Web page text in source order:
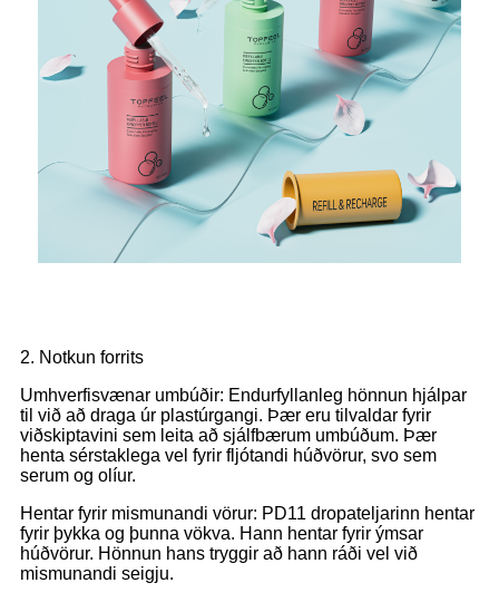
2. Notkun forrits
Umhverfisvænar umbúðir: Endurfyllanleg hönnun hjálpar
til við að draga úr plastúrgangi. Þær eru tilvaldar fyrir
viðskiptavini sem leita að sjálfbærum umbúðum. Þær
henta sérstaklega vel fyrir fljótandi húðvörur, svo sem
serum og olíur.
Hentar fyrir mismunandi vörur: PD11 dropateljarinn hentar
fyrir þykka og þunna vökva. Hann hentar fyrir ýmsar
húðvörur. Hönnun hans tryggir að hann ráði vel við
mismunandi seigju.